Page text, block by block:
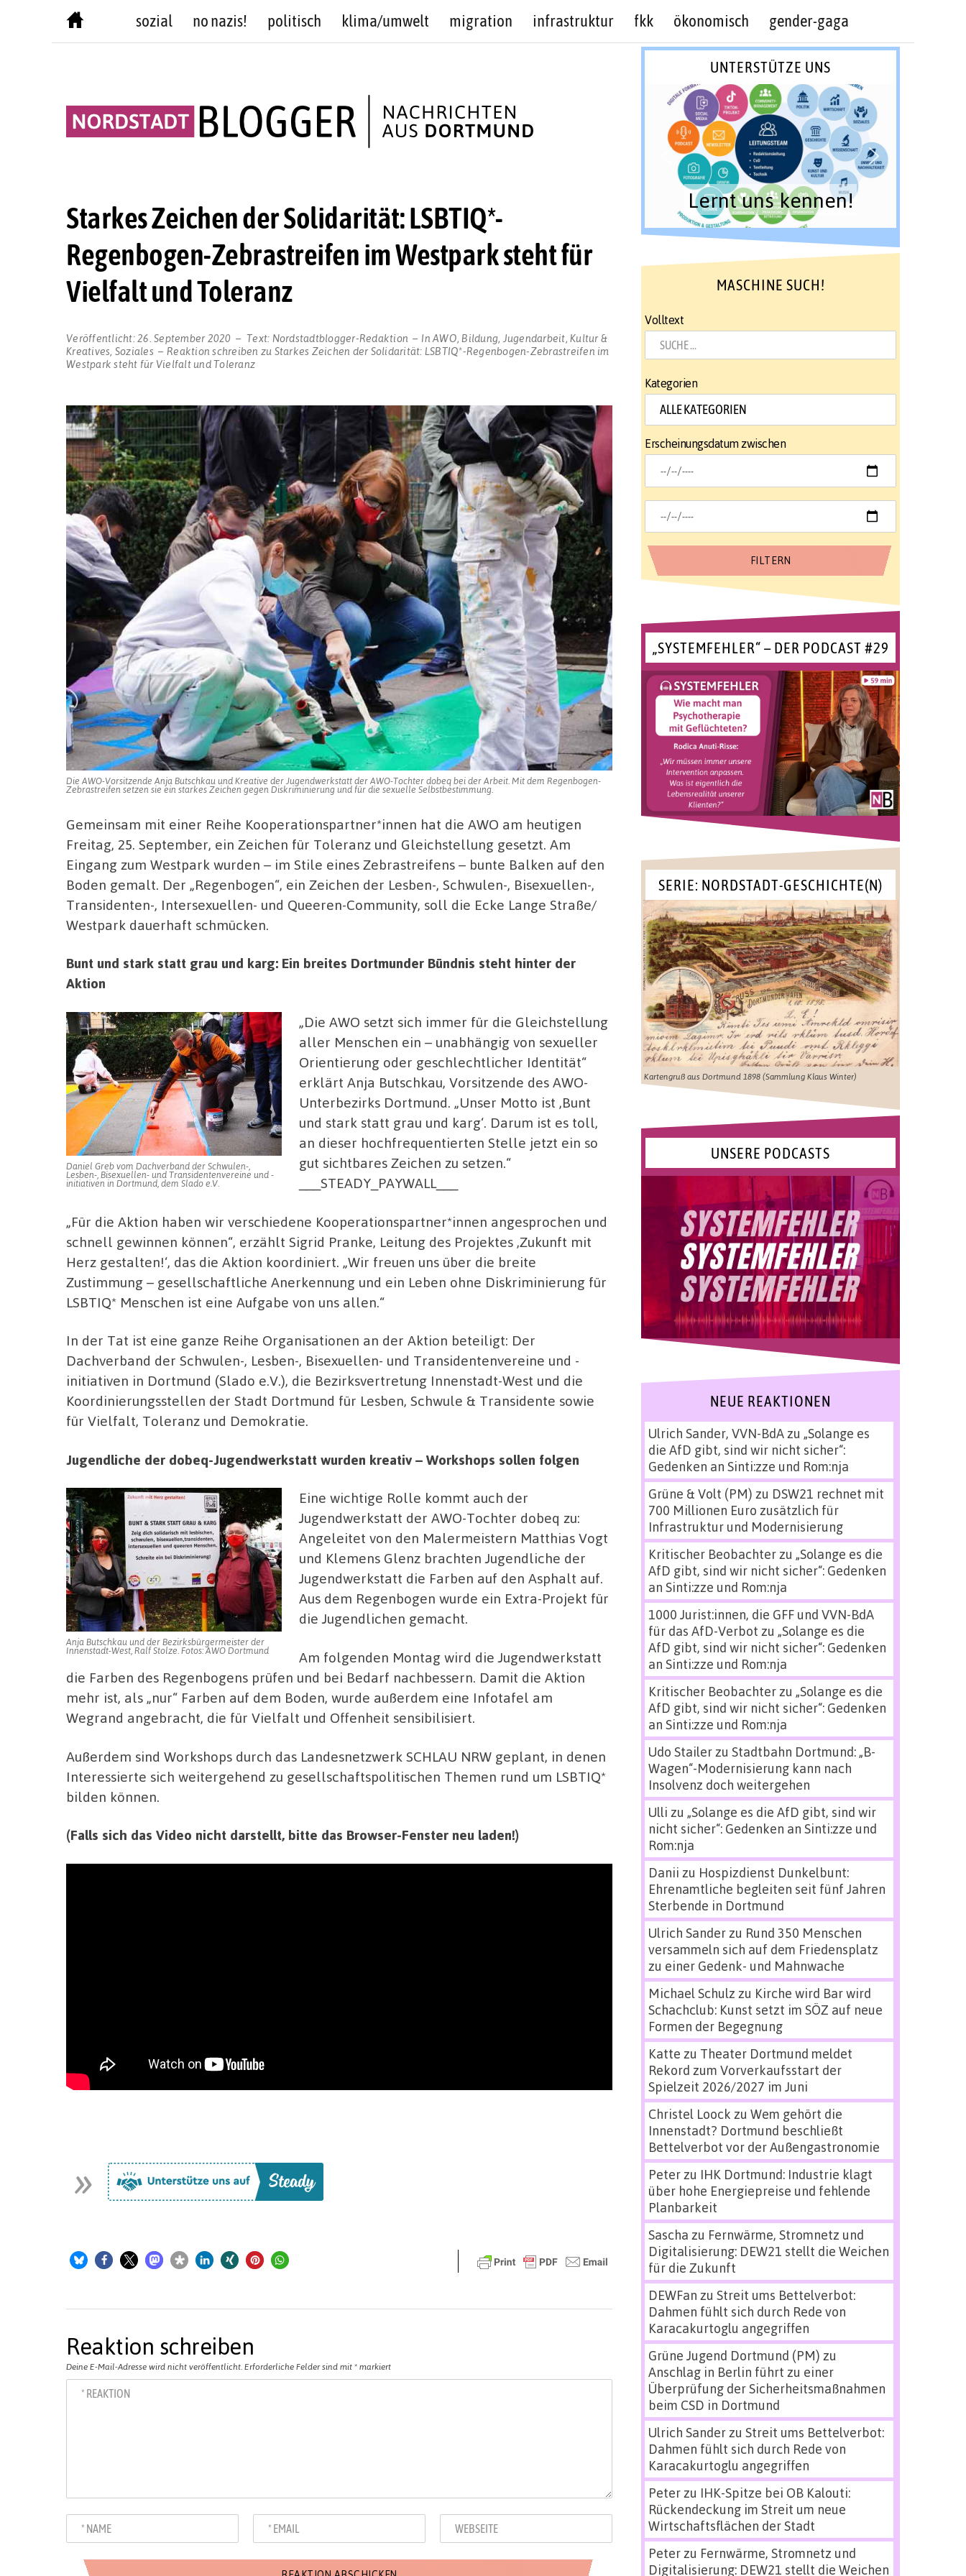
sozial no nazis! politisch klima/umwelt migration infrastruktur fkk ökonomisch gender-gaga
Starkes Zeichen der Solidarität: LSBTIQ*-
Regenbogen-Zebrastreifen im Westpark steht für
Vielfalt und Toleranz
Veröffentlicht: 26. September 2020 Text: Nordstadtblogger-Redaktion In AWO Bildung Jugendarbeit Kultur &
Kreatives Soziales Reaktion schreiben zu Starkes Zeichen der Solidarität: LSBTIQ*-Regenbogen-Zebrastreifen im
Westpark steht für Vielfalt und Toleranz
Die AWO-Vorsitzende Anja Butschkau und Kreative der Jugendwerkstatt der AWO-Tochter dobeq bei der Arbeit. Mit dem Regenbogen-
Zebrastreifen setzen sie ein starkes Zeichen gegen Diskriminierung und für die sexuelle Selbstbestimmung.
Gemeinsam mit einer Reihe Kooperationspartner*innen hat die AWO am heutigen
Freitag, 25. September, ein Zeichen für Toleranz und Gleichstellung gesetzt. Am
Eingang zum Westpark wurden – im Stile eines Zebrastreifens – bunte Balken auf den
Boden gemalt. Der „Regenbogen“, ein Zeichen der Lesben-, Schwulen-, Bisexuellen-,
Transidenten-, Intersexuellen- und Queeren-Community, soll die Ecke Lange Straße/
Westpark dauerhaft schmücken.
Bunt und stark statt grau und karg: Ein breites Dortmunder Bündnis steht hinter der
Aktion
Daniel Greb vom Dachverband der Schwulen-,
Lesben-, Bisexuellen- und Transidentenvereine und -
initiativen in Dortmund, dem Slado e.V.
„Die AWO setzt sich immer für die Gleichstellung
aller Menschen ein – unabhängig von sexueller
Orientierung oder geschlechtlicher Identität“
erklärt Anja Butschkau, Vorsitzende des AWO-
Unterbezirks Dortmund. „Unser Motto ist ‚Bunt
und stark statt grau und karg‘. Darum ist es toll,
an dieser hochfrequentierten Stelle jetzt ein so
gut sichtbares Zeichen zu setzen.“
___STEADY_PAYWALL___
„Für die Aktion haben wir verschiedene Kooperationspartner*innen angesprochen und
schnell gewinnen können“, erzählt Sigrid Pranke, Leitung des Projektes ‚Zukunft mit
Herz gestalten!‘, das die Aktion koordiniert. „Wir freuen uns über die breite
Zustimmung – gesellschaftliche Anerkennung und ein Leben ohne Diskriminierung für
LSBTIQ* Menschen ist eine Aufgabe von uns allen.“
In der Tat ist eine ganze Reihe Organisationen an der Aktion beteiligt: Der
Dachverband der Schwulen-, Lesben-, Bisexuellen- und Transidentenvereine und -
initiativen in Dortmund (Slado e.V.), die Bezirksvertretung Innenstadt-West und die
Koordinierungsstellen der Stadt Dortmund für Lesben, Schwule & Transidente sowie
für Vielfalt, Toleranz und Demokratie.
Jugendliche der dobeq-Jugendwerkstatt wurden kreativ – Workshops sollen folgen
Anja Butschkau und der Bezirksbürgermeister der
Innenstadt-West, Ralf Stolze. Fotos: AWO Dortmund
Eine wichtige Rolle kommt auch der
Jugendwerkstatt der AWO-Tochter dobeq zu:
Angeleitet von den Malermeistern Matthias Vogt
und Klemens Glenz brachten Jugendliche der
Jugendwerkstatt die Farben auf den Asphalt auf.
Aus dem Regenbogen wurde ein Extra-Projekt für
die Jugendlichen gemacht.
Am folgenden Montag wird die Jugendwerkstatt
die Farben des Regenbogens prüfen und bei Bedarf nachbessern. Damit die Aktion
mehr ist, als „nur“ Farben auf dem Boden, wurde außerdem eine Infotafel am
Wegrand angebracht, die für Vielfalt und Offenheit sensibilisiert.
Außerdem sind Workshops durch das Landesnetzwerk SCHLAU NRW geplant, in denen
Interessierte sich weitergehend zu gesellschaftspolitischen Themen rund um LSBTIQ*
bilden können.
(Falls sich das Video nicht darstellt, bitte das Browser-Fenster neu laden!)
Reaktion schreiben
Deine E-Mail-Adresse wird nicht veröffentlicht. Erforderliche Felder sind mit * markiert
UNTERSTÜTZE UNS
Lernt uns kennen!
MASCHINE SUCH!
Volltext
Kategorien
Erscheinungsdatum zwischen
„SYSTEMFEHLER“ – DER PODCAST #29
SERIE: NORDSTADT-GESCHICHTE(N)
Kartengruß aus Dortmund 1898 (Sammlung Klaus Winter)
UNSERE PODCASTS
NEUE REAKTIONEN
Ulrich Sander, VVN-BdAzu „Solange es
die AfD gibt, sind wir nicht sicher“:
Gedenken an Sinti:zze und Rom:nja
Grüne & Volt (PM) zu DSW21 rechnet mit
700 Millionen Euro zusätzlich für
Infrastruktur und Modernisierung
Kritischer Beobachterzu „Solange es die
AfD gibt, sind wir nicht sicher“: Gedenken
an Sinti:zze und Rom:nja
1000 Jurist:innen, die GFF und VVN-BdA
für das AfD-Verbot zu „Solange es die
AfD gibt, sind wir nicht sicher“: Gedenken
an Sinti:zze und Rom:nja
Kritischer Beobachterzu „Solange es die
AfD gibt, sind wir nicht sicher“: Gedenken
an Sinti:zze und Rom:nja
Udo Stailerzu Stadtbahn Dortmund: „B-
Wagen“-Modernisierung kann nach
Insolvenz doch weitergehen
Ulli zu „Solange es die AfD gibt, sind wir
nicht sicher“: Gedenken an Sinti:zze und
Rom:nja
Danii zu Hospizdienst Dunkelbunt:
Ehrenamtliche begleiten seit fünf Jahren
Sterbende in Dortmund
Ulrich Sanderzu Rund 350 Menschen
versammeln sich auf dem Friedensplatz
zu einer Gedenk- und Mahnwache
Michael Schulz zu Kirche wird Bar wird
Schachclub: Kunst setzt im SÖZ auf neue
Formen der Begegnung
Katte zu Theater Dortmund meldet
Rekord zum Vorverkaufsstart der
Spielzeit 2026/2027 im Juni
Christel Loock zu Wem gehört die
Innenstadt? Dortmund beschließt
Bettelverbot vor der Außengastronomie
Peterzu IHK Dortmund: Industrie klagt
über hohe Energiepreise und fehlende
Planbarkeit
Sascha zu Fernwärme, Stromnetz und
Digitalisierung: DEW21 stellt die Weichen
für die Zukunft
DEWFan zu Streit ums Bettelverbot:
Dahmen fühlt sich durch Rede von
Karacakurtoglu angegriffen
Grüne Jugend Dortmund (PM) zu
Anschlag in Berlin führt zu einer
Überprüfung der Sicherheitsmaßnahmen
beim CSD in Dortmund
Ulrich Sanderzu Streit ums Bettelverbot:
Dahmen fühlt sich durch Rede von
Karacakurtoglu angegriffen
Peterzu IHK-Spitze bei OB Kalouti:
Rückendeckung im Streit um neue
Wirtschaftsflächen der Stadt
Peterzu Fernwärme, Stromnetz und
Digitalisierung: DEW21 stellt die Weichen